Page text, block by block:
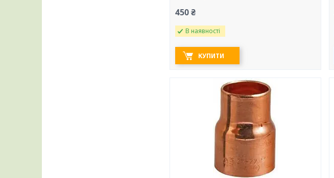
450 ₴
В наявності
КУПИТИ